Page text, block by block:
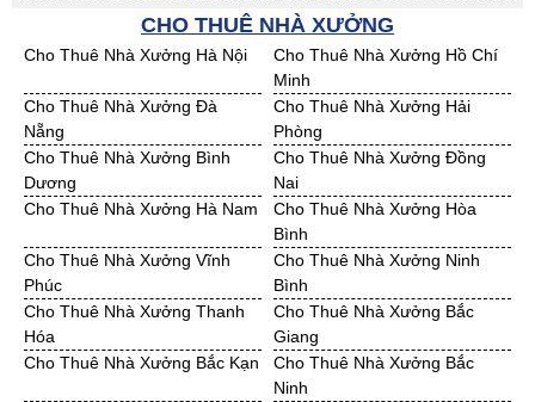
Bán Đất KCN Nghệ An
Bán Đất KCN Ninh Thuận
Bán Đất KCN Phú Yên
Bán Đất KCN Quảng Bình
Bán Đất KCN Quảng Nam
Bán Đất KCN Quảng Ngãi
Bán Đất KCN Bà Rịa - VT
Bán Đất KCN Cần Thơ
Bán Đất KCN An Giang
Bán Đất KCN Bạc Liêu
Bán Đất KCN Bến Tre
Bán Đất KCN Bình Phước
Bán Đất KCN Cà Mau
Bán Đất KCN Đồng Tháp
Bán Đất KCN Hậu Giang
Bán Đất KCN Kiên Giang
Bán Đất KCN Long An
Bán Đất KCN Sóc Trăng
Bán Đất KCN Tây Ninh
Bán Đất KCN Tiền Giang
Bán Đất KCN Trà Vinh
Bán Đất KCN Vĩnh Long
Bán Đất KCN Hải Dương
Bán Đất KCN Hưng Yên
Bán Đất KCN Quảng Ninh
CHO THUÊ NHÀ XƯỞNG
Cho Thuê Nhà Xưởng Hà Nội
Cho Thuê Nhà Xưởng Hồ Chí
Minh
Cho Thuê Nhà Xưởng Đà
Nẵng
Cho Thuê Nhà Xưởng Hải
Phòng
Cho Thuê Nhà Xưởng Bình
Dương
Cho Thuê Nhà Xưởng Đồng
Nai
Cho Thuê Nhà Xưởng Hà Nam
Cho Thuê Nhà Xưởng Hòa
Bình
Cho Thuê Nhà Xưởng Vĩnh
Phúc
Cho Thuê Nhà Xưởng Ninh
Bình
Cho Thuê Nhà Xưởng Thanh
Hóa
Cho Thuê Nhà Xưởng Bắc
Giang
Cho Thuê Nhà Xưởng Bắc Kạn
Cho Thuê Nhà Xưởng Bắc
Ninh